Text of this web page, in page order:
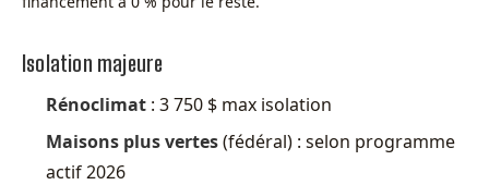
Isolation majeure
Rénoclimat : 3 750 $ max isolation
Maisons plus vertes(fédéral) : selon programme
actif 2026